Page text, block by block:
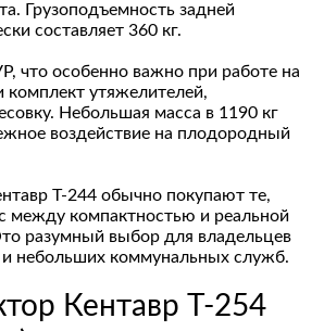
Грузоподъемность задней
составляет 360 кг.
что особенно важно при работе на
комплект утяжелителей,
Небольшая масса в 1190 кг
воздействие на плодородный
Т-244 обычно покупают те,
между компактностью и реальной
разумный выбор для владельцев
небольших коммунальных служб.
Кентавр Т-254